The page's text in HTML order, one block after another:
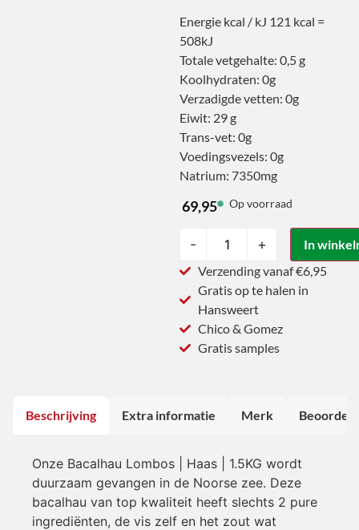
Energie kcal / kJ 121 kcal =
508kJ
Totale vetgehalte: 0,5 g
Koolhydraten: 0g
Verzadigde vetten: 0g
Eiwit: 29 g
Trans-vet: 0g
Voedingsvezels: 0g
Natrium: 7350mg
69,95 Op voorraad
- +
In
Verzending vanaf €6,95
Gratis op te halen in
Hansweert
Chico & Gomez
Gratis samples
Beschrijving Extra informatie Merk
Onze Bacalhau Lombos | Haas | 1.5KG wordt
duurzaam gevangen in de Noorse zee. Deze
bacalhau van top kwaliteit heeft slechts 2 pure
ingrediënten, de vis zelf en het zout wat